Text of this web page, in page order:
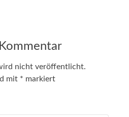
nicht veröffentlicht.
mit * markiert